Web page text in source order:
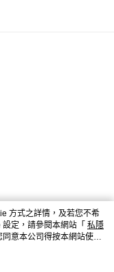
方式之詳情，及若您不希
定，請參閱本網站「 私隱
意本公司得按本網站使用